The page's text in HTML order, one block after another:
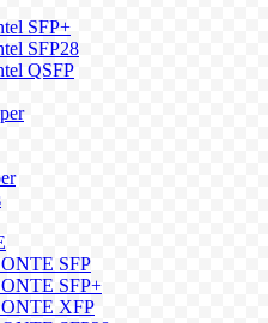
SFP+
SFP28
QSFP
SFP
SFP+
XFP